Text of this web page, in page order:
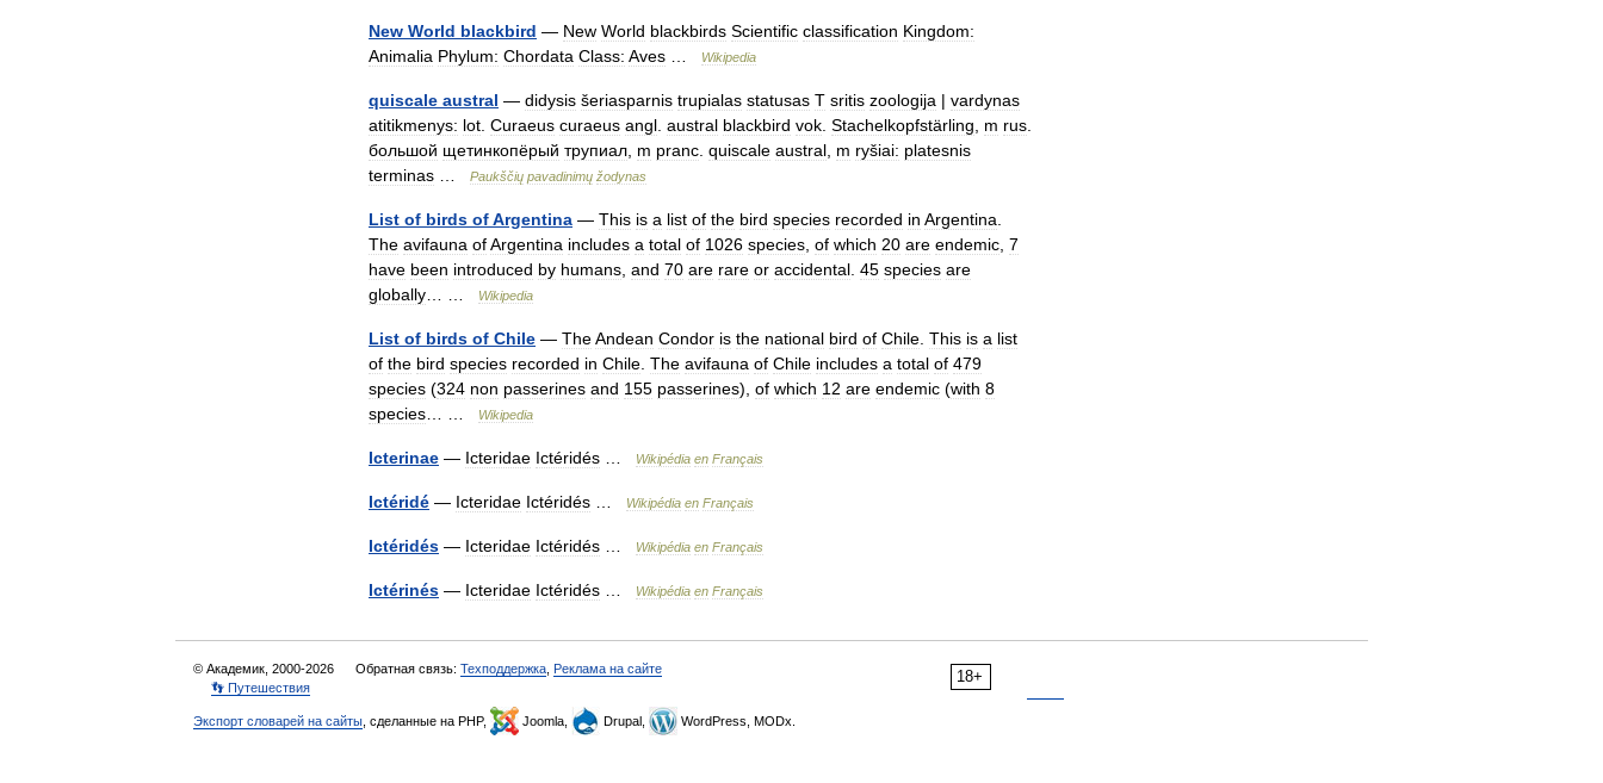
New World blackbird — New World blackbirds Scientific classification Kingdom:
Animalia Phylum: Chordata Class: Aves Wikipedia
quiscale austral — didysis šeriasparnis trupialas statusas T sritis zoologija | vardynas
atitikmenys: lot Curaeus curaeus angl austral blackbird vok Stachelkopfstärling m rus
большой щетинкопёрый трупиал m pranc quiscale austral m ryšiai: platesnis
terminas
Paukščių pavadinimų žodynas
List of birds ofArgentina — This is a list of the bird species recorded in Argentina
The avifauna ofArgentina includes a total of 1026 species of which 20 are endemic 7
have been introduced by humans and 70 are rare or accidental 45 species are
globally
Wikipedia
List of birds of Chile — TheAndean Condor is the national bird of Chile This is a list
of the bird species recorded in Chile The avifauna of Chile includes a total of 479
species (324 non passerines and 155 passerines), of which 12 are endemic (with 8
species
Wikipedia
Icterinae — Icteridae Ictéridés Wikipédia en Français
Ictéridé — Icteridae Ictéridés Wikipédia en Français
Ictéridés — Icteridae Ictéridés Wikipédia en Français
Ictérinés — Icteridae Ictéridés Wikipédia en Français
18+
© Академик, 2000-2026 Обратная связь: Техподдержка Реклама на сайте
👣 Путешествия
Экспорт словарей на сайты , сделанные на PHP, Joomla, Drupal, WordPress, MODx.